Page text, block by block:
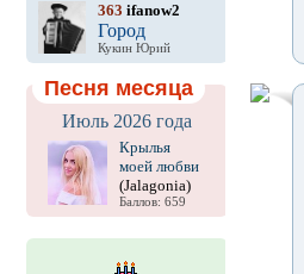
363 ifanow2
Город
Кукин Юрий
Песня месяца
Июль 2026 года
Крылья
моей любви
(Jalagonia)
Баллов: 659